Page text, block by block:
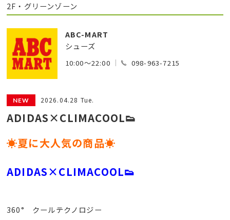
2F・グリーンゾーン
ABC-MART
シューズ
10:00～22:00 098-963-7215
2026.04.28 Tue.
ADIDAS×CLIMACOOL👟
☀夏に大人気の商品☀
ADIDAS×CLIMACOOL👟
360° クールテクノロジー